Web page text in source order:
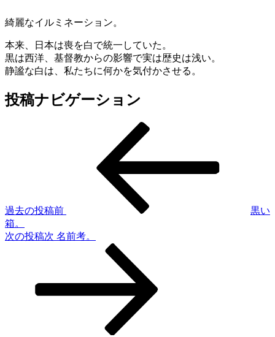
綺麗なイルミネーション。
本来、日本は喪を白で統一していた。
黒は西洋、基督教からの影響で実は歴史は浅い。
静謐な白は、私たちに何かを気付かさせる。
投稿ナビゲーション
過去の投稿前
黒い
箱。
次の投稿次 名前考。